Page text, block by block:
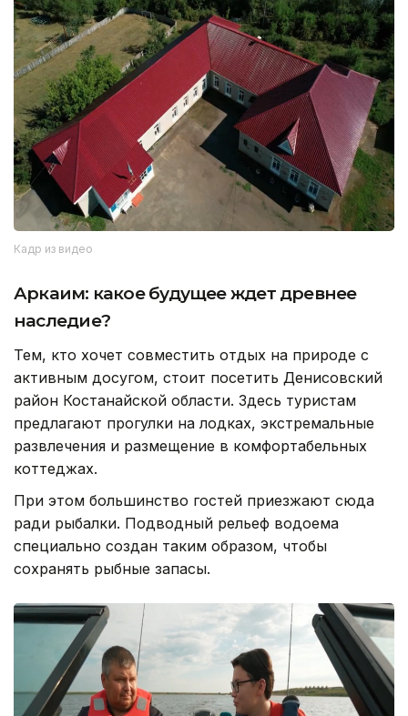
Кадр из видео
Аркаим: какое будущее ждет древнее
наследие?
Тем, кто хочет совместить отдых на природе с
активным досугом, стоит посетить Денисовский
район Костанайской области. Здесь туристам
предлагают прогулки на лодках, экстремальные
развлечения и размещение в комфортабельных
коттеджах.
При этом большинство гостей приезжают сюда
ради рыбалки. Подводный рельеф водоема
специально создан таким образом, чтобы
сохранять рыбные запасы.